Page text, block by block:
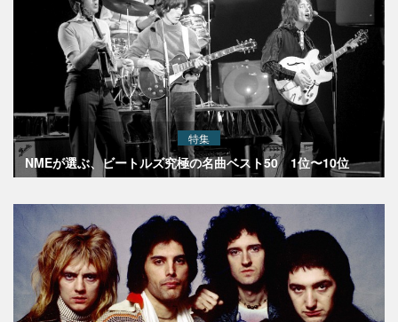
特集
NMEが選ぶ、ビートルズ究極の名曲ベスト50 1位〜10位